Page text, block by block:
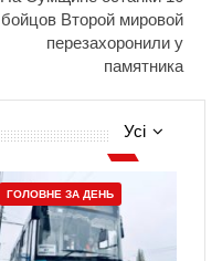
бойцов Второй мировой
перезахоронили у
памятника
Усі
ГОЛОВНЕ ЗА ДЕНЬ